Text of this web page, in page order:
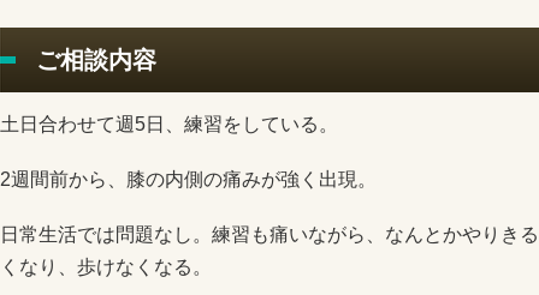
ご相談内容
土日合わせて週5日、練習をしている。
2週間前から、膝の内側の痛みが強く出現。
日常生活では問題なし。練習も痛いながら、なんとかやりき
くなり、歩けなくなる。